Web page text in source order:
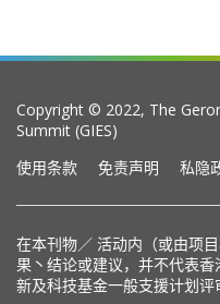
Copyright © 2022, The
Summit (GIES)
使用条款
免责声明 私隐
在本刊物／ 活动内（或由项
果丶结论或建议，并不代表
新及科技基金一般支援计划评